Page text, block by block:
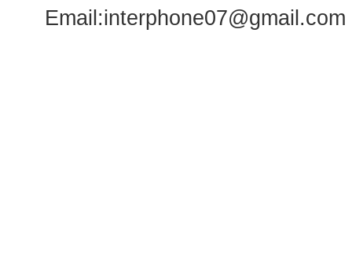
Email:interphone07@gmail.com